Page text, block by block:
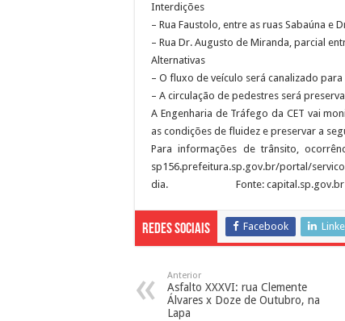
Interdições
– Rua Faustolo, entre as ruas Sabaúna e
– Rua Dr. Augusto de Miranda, parcial
Alternativas
– O fluxo de veículo será canalizado
– A circulação de pedestres será
A Engenharia de Tráfego da CET vai
as condições de fluidez e preservar a
Para informações de trânsito,
sp156.prefeitura.sp.gov.br/portal/
dia. Fonte: capital.sp.gov.br
Redes Sociais Facebook
Anterior
Asfalto XXXVI: rua Clemente
Álvares x Doze de Outubro, na
Lapa